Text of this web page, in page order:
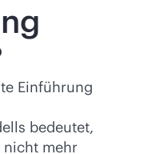
Einführung
bedeutet,
nicht mehr